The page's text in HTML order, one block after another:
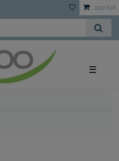
0,00 EUR
☰